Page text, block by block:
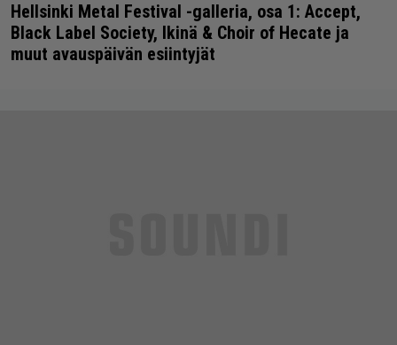
Hellsinki Metal Festival -galleria, osa 1: Accept,
Black Label Society, Ikinä & Choir of Hecate ja
muut avauspäivän esiintyjät